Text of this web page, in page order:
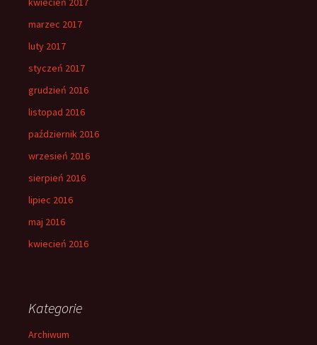
marzec 2017
luty 2017
styczeń 2017
grudzień 2016
listopad 2016
październik 2016
wrzesień 2016
sierpień 2016
lipiec 2016
maj 2016
kwiecień 2016
Kategorie
Archiwum